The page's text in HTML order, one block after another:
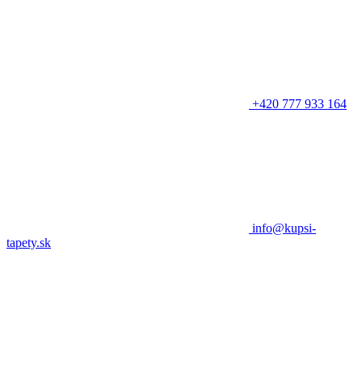
+420 777 933 164
info@kupsi-
tapety.sk